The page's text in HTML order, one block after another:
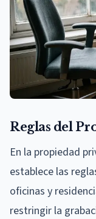
Reglas del
En la propiedad
establece las
oficinas y
restringir la